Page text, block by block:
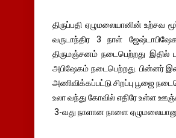
திருப்பதி ஏழுமலையானின் உற்சவ
வருடாந்திர 3 நாள்
திருமஞ்சனம் நடைபெற்றது
அபிஷேகம் நடைபெற்றது. பின்னர்
அணிவிக்கப்பட்டு சிறப்பு பூஜை
உலா வந்து கோவில் எதிரே உள்ள
3-வது நாளான நாளை